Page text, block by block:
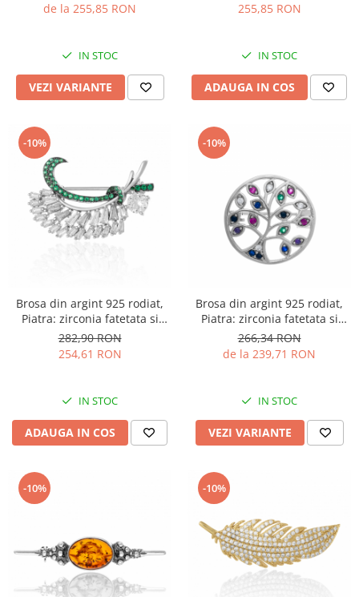
transparenta
de la 255,85 RON
IN STOC
VEZI VARIANTE
Culoare ; verde, alb si
albastru,
255,85 RON
IN STOC
ADAUGA IN COS
-10%
Brosa din argint 925 rodiat,
Piatra: zirconia fatetata si
cubic zirconia , Culoare: verde
si transparent
282,90 RON
254,61 RON
IN STOC
ADAUGA IN COS
-10%
Brosa din argint 925 rodiat,
Piatra: zirconia fatetata si
cubic zirconia, Culoare:
multicolor, Sonis Silver
266,34 RON
de la 239,71 RON
IN STOC
VEZI VARIANTE
-10% -10%